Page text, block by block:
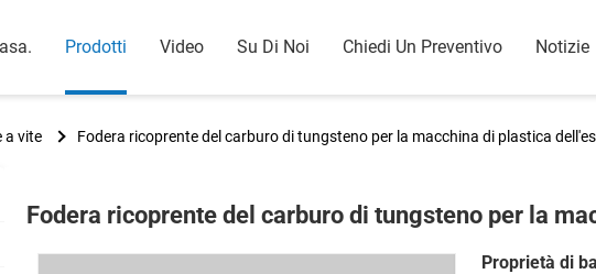
Prodotti Video Su Di Noi Chiedi Un Preventivo Notizie
a vite Fodera ricoprente del carburo di tungsteno per la macchina di plastica
Fodera ricoprente del carburo di tungsteno per la
Proprietà di